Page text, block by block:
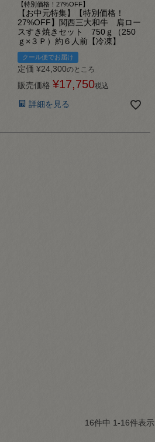
【特別価格！27%OFF】
【お中元特集】【特別価格！
27%OFF】関西三大和牛 肩ロー
スすき焼きセット 750ｇ（250
ｇ×３Ｐ）約６人前【冷凍】
クール便でお届け
定価 ¥24,300のところ
販売価格 ¥17,750税込
詳細を見る
16件中 1-16件表示